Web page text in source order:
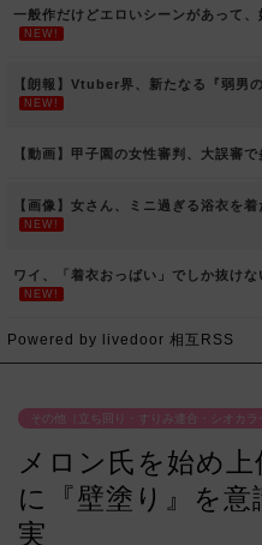
一般作だけどエロいシーンがあって
NEW!
【朗報】Vtuber界、新たなる『弱男
NEW!
【動画】甲子園の女性審判、大誤審で
【画像】女さん、ミニ過ぎる浴衣を
NEW!
ワイ、「着衣おっばい」でしか抜け
NEW!
Powered by livedoor 相互RSS
その他（立ち回り・すりみ連合・シオカ
メロン氏を始め
に『壁塗り』を
実